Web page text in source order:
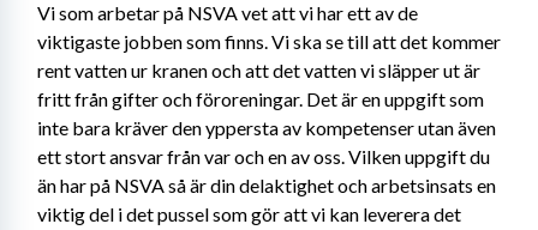
Vi som arbetar på NSVA vet att vi har ett av de
viktigaste jobben som finns. Vi ska se till att det kommer
rent vatten ur kranen och att det vatten vi släpper ut är
fritt från gifter och föroreningar. Det är en uppgift som
inte bara kräver den yppersta av kompetenser utan även
ett stort ansvar från var och en av oss. Vilken uppgift du
än har på NSVA så är din delaktighet och arbetsinsats en
viktig del i det pussel som gör att vi kan leverera det